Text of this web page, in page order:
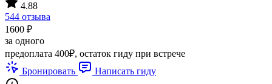
4.88
544 отзыва
1600 ₽
за одного
предоплата 400₽, остаток гиду при встрече
Бронировать
Написать гиду